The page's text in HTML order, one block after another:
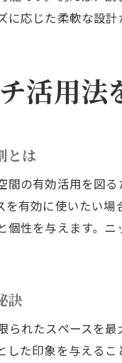
に応じた柔軟な設
活用法
とは
間の有効活用を図
を有効に使いたい
個性を与えます。
訣
られたスペースを
した印象を与える